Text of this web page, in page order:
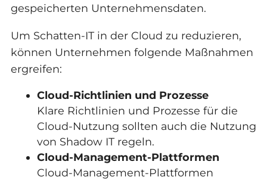
gespeicherten Unternehmensdaten.
Um Schatten-IT in der Cloud zu reduzieren,
können Unternehmen folgende Maßnahmen
ergreifen:
Cloud-Richtlinien und Prozesse
Klare Richtlinien und Prozesse für die
Cloud-Nutzung sollten auch die Nutzung
von Shadow IT regeln.
Cloud-Management-Plattformen
Cloud-Management-Plattformen